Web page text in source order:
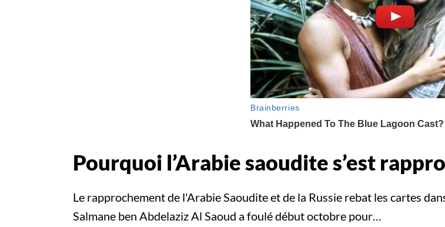
Pourquoi l’Arabie saoudite s’est
Le rapprochement de l'Arabie Saoudite et de la Russie rebat les cartes
Salmane ben Abdelaziz Al Saoud a foulé début octobre pour…